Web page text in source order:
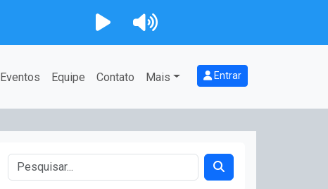
Eventos Equipe Contato Mais Entrar